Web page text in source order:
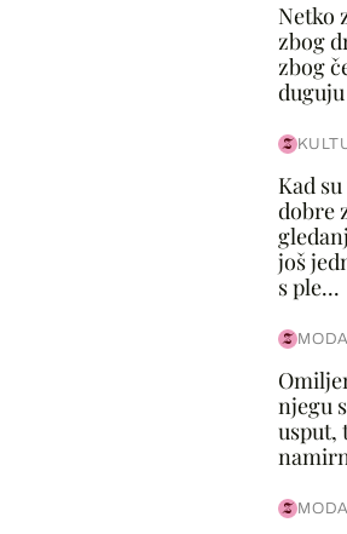
Netko
zbog
zbog
Kad
dobre
još
s ple...
njegu
usput,